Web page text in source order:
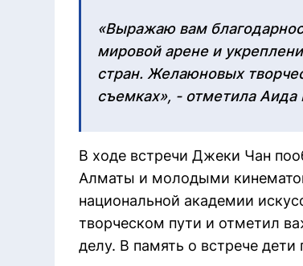
«Выражаю вам
мировой арене и
стран. Желаюновых
съемках», - отметила Аида
В ходе встречи Джеки Чан
Алматы и молодыми
национальной академии
творческом пути и отметил
делу. В память о встрече